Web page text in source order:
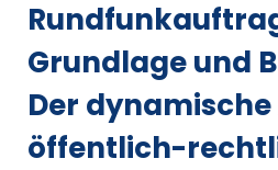
Grundlage und
Der
öffentlich-